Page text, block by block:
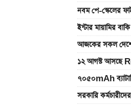
নবম পে-স্কেলের
ইন্টার মায়ামির
আজকের সকল
১২ আগস্ট আসছে
৭০৫০mAh
সরকারি